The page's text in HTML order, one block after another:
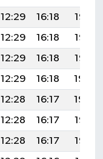
12:29 16:18
19:37
12:29 16:18
19:36
12:29 16:18
19:35
12:29 16:18
19:34
12:28 16:17
19:34
12:28 16:17
19:33
12:28 16:17
19:32